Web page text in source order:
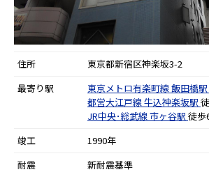
住所
東京都新宿区神楽坂3-2
最寄り駅
東京メトロ有楽町線飯田橋駅
都営大江戸線牛込神楽坂駅
JR中央･総武線市ヶ谷駅 徒歩
竣工
1990年
耐震
新耐震基準